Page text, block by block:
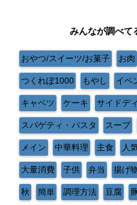
みんなが調べて
おやつ/スイーツ/お菓子 お肉
つくれぽ1000 もやし イベ
キャベツ ケーキ サイドデ
スパゲティ・パスタ スープ
メイン 中華料理 主食 人
大量消費 子供 弁当 揚げ
秋 簡単 調理方法 豆腐